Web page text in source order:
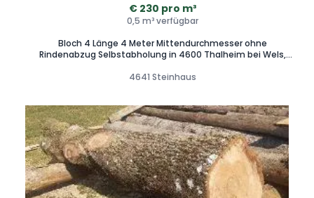
€ 230 pro m³
0,5 m³ verfügbar
Bloch 4 Länge 4 Meter Mittendurchmesser ohne
Rindenabzug Selbstabholung in 4600 Thalheim bei Wels,
Anfrage
4641 Steinhaus